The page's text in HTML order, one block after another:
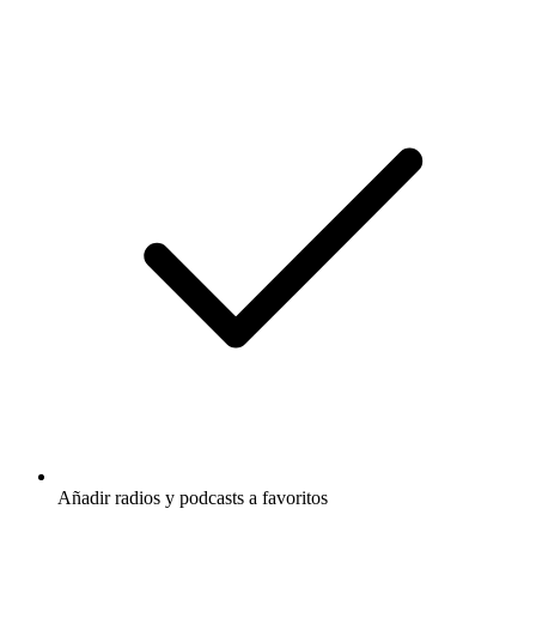
Añadir radios y podcasts a favoritos